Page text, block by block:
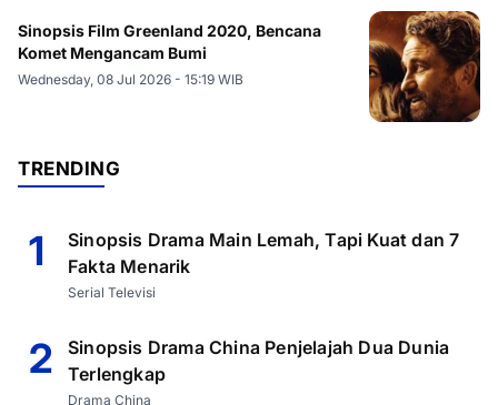
Sinopsis Film Greenland 2020, Bencana
Komet Mengancam Bumi
Wednesday, 08 Jul 2026 - 15:19 WIB
TRENDING
1
Sinopsis Drama Main Lemah, Tapi Kuat dan 7
Fakta Menarik
Serial Televisi
2
Sinopsis Drama China Penjelajah Dua Dunia
Terlengkap
Drama China